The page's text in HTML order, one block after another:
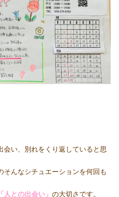
会い、別れをくり返していると思
んなシチュエーションを何回も
「人との出会い」 の大切さです。